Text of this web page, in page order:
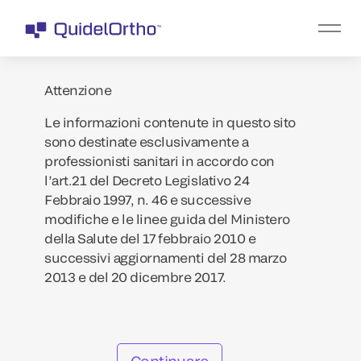
Attenzione
Le informazioni contenute in questo sito
sono destinate esclusivamente a
professionisti sanitari in accordo con
l’art.21 del Decreto Legislativo 24
Febbraio 1997, n. 46 e successive
modifiche e le linee guida del Ministero
della Salute del 17 febbraio 2010 e
successivi aggiornamenti del 28 marzo
2013 e del 20 dicembre 2017.